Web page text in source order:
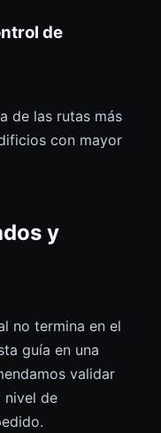
de
de las rutas más
con mayor
y
no termina en el
guía en una
validar
nivel de